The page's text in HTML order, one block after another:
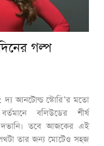
গল্প
দ্য আনটোল্ড স্টোরি’র মতো
বলিউডের শীর্ষ
তবে আজকের এই
তার জন্য মোটেও সহজ